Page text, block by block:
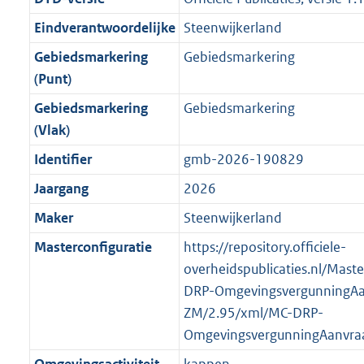
n
f
o
m
a
a
t
K
b
i
n
f
r
m
a
a
K
b
e
i
n
o
r
m
a
t
K
b
i
e
i
f
o
r
m
a
t
1
8
r
o
o
t
:
3
K
b
g
r
o
t
e
:
K
b
Eindverantwoordelijke Steenwijkerland
Gebiedsmarkering
(Punt)
Gebiedsmarkering
Gebiedsmarkering
(Vlak)
Gebiedsmarkering
Identifier
gmb-2026-190829
Jaargang
2026
Maker
Steenwijkerland
Masterconfiguratie
https://repository.officiele-
overheidspublicaties.nl/
DRP-
ZM/2.95/xml/MC-DRP-